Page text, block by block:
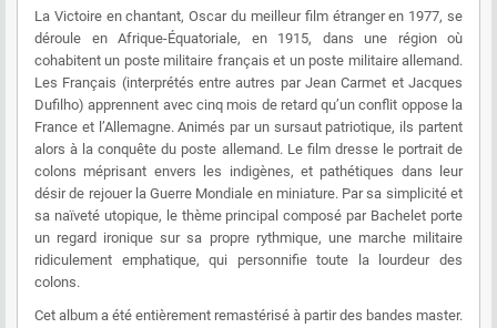
La Victoire en chantant, Oscar du meilleur film étranger en 1977, se
déroule en Afrique-Équatoriale, en 1915, dans une région où
cohabitent un poste militaire français et un poste militaire allemand.
Les Français (interprétés entre autres par Jean Carmet et Jacques
Dufilho) apprennent avec cinq mois de retard qu’un conflit oppose la
France et l’Allemagne. Animés par un sursaut patriotique, ils partent
alors à la conquête du poste allemand. Le film dresse le portrait de
colons méprisant envers les indigènes, et pathétiques dans leur
désir de rejouer la Guerre Mondiale en miniature. Par sa simplicité et
sa naïveté utopique, le thème principal composé par Bachelet porte
un regard ironique sur sa propre rythmique, une marche militaire
ridiculement emphatique, qui personnifie toute la lourdeur des
colons.
Cet album a été entièrement remastérisé à partir des bandes master.